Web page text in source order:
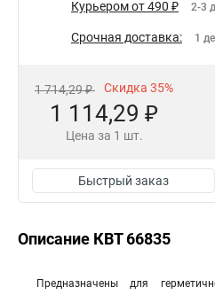
Курьером от 490 ₽ 2-3
Срочная доставка: 1
1 714,29 ₽ Скидка 35%
1 114,29 ₽
Цена за 1 шт.
Быстрый заказ
Описание КВТ 66835
Предназначены для